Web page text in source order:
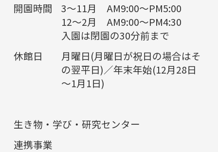
開園時間
3～11月 AM9:00～PM5:00
12～2月 AM9:00～PM4:30
入園は閉園の30分前まで
休館日
月曜日(月曜日が祝日の場合はそ
の翌平日)／年末年始(12月28日
～1月1日)
生き物・学び・研究センター
連携事業